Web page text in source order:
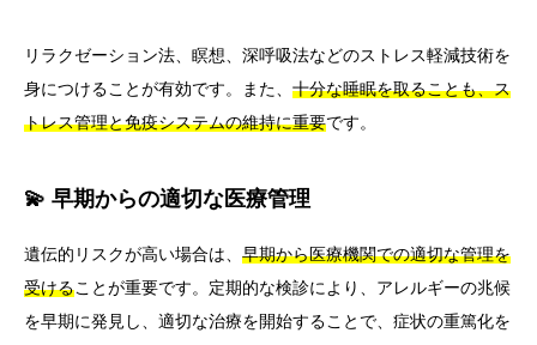
リラクゼーション法、瞑想、深呼吸法などのストレス軽減技術を
身につけることが有効です。また、 十分な睡眠を取ることも、ス
トレス管理と免疫システムの維持に重要です。
💫 早期からの適切な医療管理
遺伝的リスクが高い場合は、 早期から医療機関での適切な管理を
受けることが重要です。定期的な検診により、アレルギーの兆候
を早期に発見し、適切な治療を開始することで、症状の重篤化を